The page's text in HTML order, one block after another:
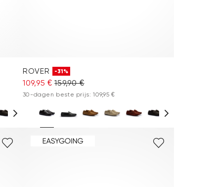
ROVER -31%
109,95 € 159,90 €
30-dagen beste prijs: 109,95 €